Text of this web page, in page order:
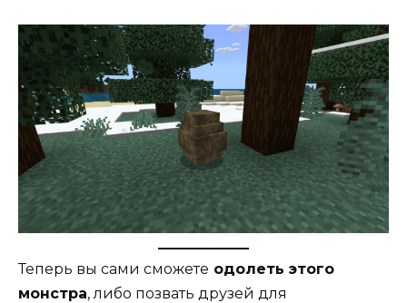
Теперь вы сами сможете одолеть этого
монстра, либо позвать друзей для